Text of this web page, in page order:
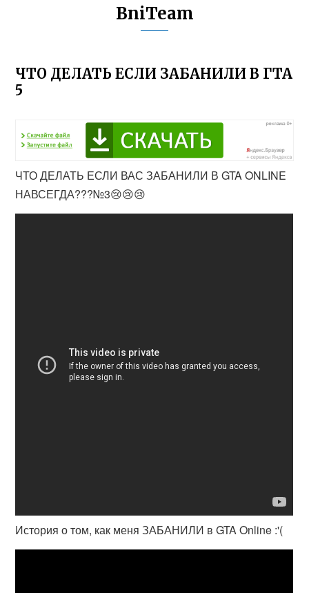
BniTeam
ЧТО ДЕЛАТЬ ЕСЛИ ЗАБАНИЛИ В ГТА
5
ЧТО ДЕЛАТЬ ЕСЛИ ВАС ЗАБАНИЛИ В GTA ONLINE
НАВСЕГДА???№3😢😢😢
История о том, как меня ЗАБАНИЛИ в GTA Online :'(